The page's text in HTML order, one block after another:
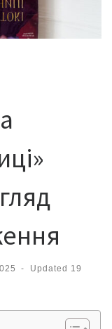
- Updated 19